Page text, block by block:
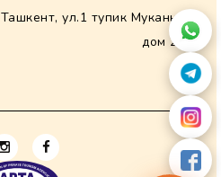
Ташкент, ул.1 тупик Муканна
дом 28